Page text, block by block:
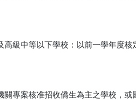
高級中等以下學校：以前一學年度核
關專案核准招收僑生為主之學校，或